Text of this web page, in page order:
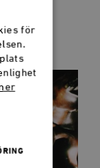
för